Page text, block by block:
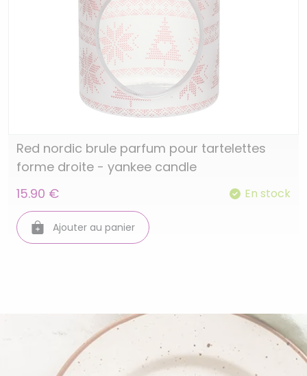
Red nordic brule parfum pour tartelettes
forme droite - yankee candle
15.90 €
En stock
Ajouter au panier